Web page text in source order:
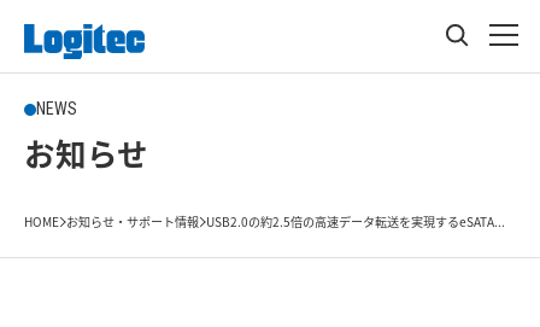
NEWS
お知らせ
HOME お知らせ・サポート情報 USB2.0の約2.5倍の高速データ転送を実現するeSATA...